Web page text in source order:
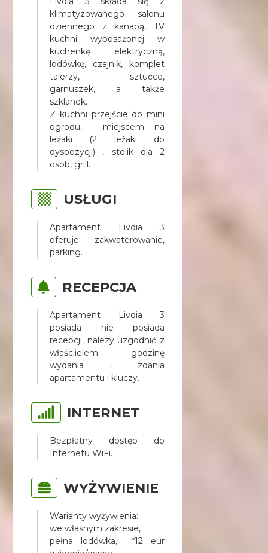
klimatyzowanego salonu
dziennego z kanapą, TV
kuchni wyposażonej w
kuchenkę elektryczną,
lodówkę, czajnik, komplet
talerzy, sztućce,
garnuszek, a także
szklanek.
Z kuchni przejście do mini
ogrodu, miejscem na
leżaki (2 leżaki do
dyspozycji) , stolik dla 2
osób, grill.
USŁUGI
Apartament Livdia 3
oferuje: zakwaterowanie,
parking.
RECEPCJA
Apartament Livdia 3
posiada nie posiada
recepcji, nalezy uzgodnić z
właściielem godzinę
wydania i zdania
apartamentu i kluczy.
INTERNET
Bezpłatny dostęp do
Internetu WiFi.
WYŻYWIENIE
Warianty wyżywienia:
we własnym zakresie,
pełna lodówka, *12 eur